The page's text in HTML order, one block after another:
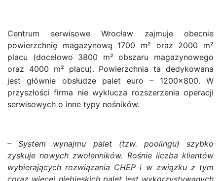
Centrum serwisowe Wrocław zajmuje obecnie
powierzchnię magazynową 1700 m² oraz 2000 m²
placu (docelowo 3800 m² obszaru magazynowego
oraz 4000 m² placu). Powierzchnia ta dedykowana
jest głównie obsłudze palet euro – 1200×800. W
przyszłości firma nie wyklucza rozszerzenia operacji
serwisowych o inne typy nośników.
– System wynajmu palet (tzw. poolingu) szybko
zyskuje nowych zwolenników. Rośnie liczba klientów
wybierających rozwiązania CHEP i w związku z tym